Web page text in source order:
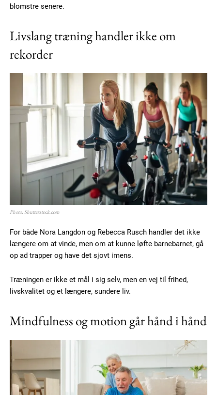
blomstre senere.
Livslang træning handler ikke om
rekorder
Photo: Shutterstock.com
For både Nora Langdon og Rebecca Rusch handler det ikke
længere om at vinde, men om at kunne løfte barnebarnet, gå
op ad trapper og have det sjovt imens.
Træningen er ikke et mål i sig selv, men en vej til frihed,
livskvalitet og et længere, sundere liv.
Mindfulness og motion går hånd i hånd